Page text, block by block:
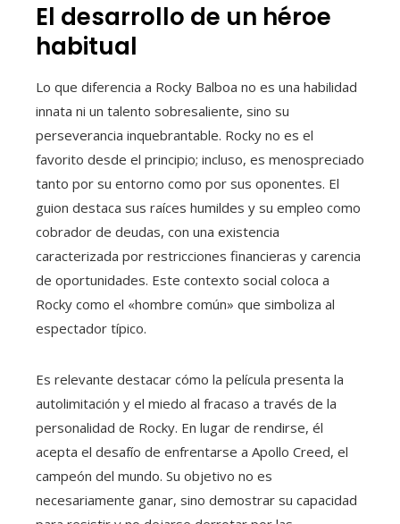
El desarrollo de un héroe
habitual
Lo que diferencia a Rocky Balboa no es una habilidad
innata ni un talento sobresaliente, sino su
perseverancia inquebrantable. Rocky no es el
favorito desde el principio; incluso, es menospreciado
tanto por su entorno como por sus oponentes. El
guion destaca sus raíces humildes y su empleo como
cobrador de deudas, con una existencia
caracterizada por restricciones financieras y carencia
de oportunidades. Este contexto social coloca a
Rocky como el «hombre común» que simboliza al
espectador típico.
Es relevante destacar cómo la película presenta la
autolimitación y el miedo al fracaso a través de la
personalidad de Rocky. En lugar de rendirse, él
acepta el desafío de enfrentarse a Apollo Creed, el
campeón del mundo. Su objetivo no es
necesariamente ganar, sino demostrar su capacidad